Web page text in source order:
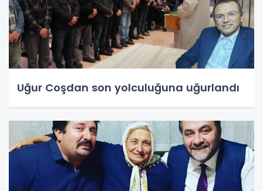
Uğur Coşdan son yolculuğuna uğurlandı